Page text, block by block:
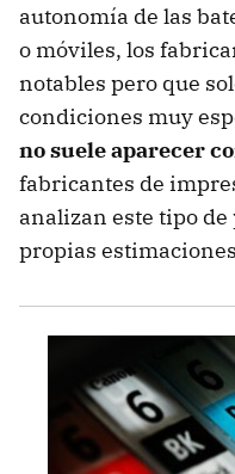
autonomía de las
o móviles, los
notables pero que
condiciones muy
no suele aparecer
fabricantes de
analizan este tipo
propias